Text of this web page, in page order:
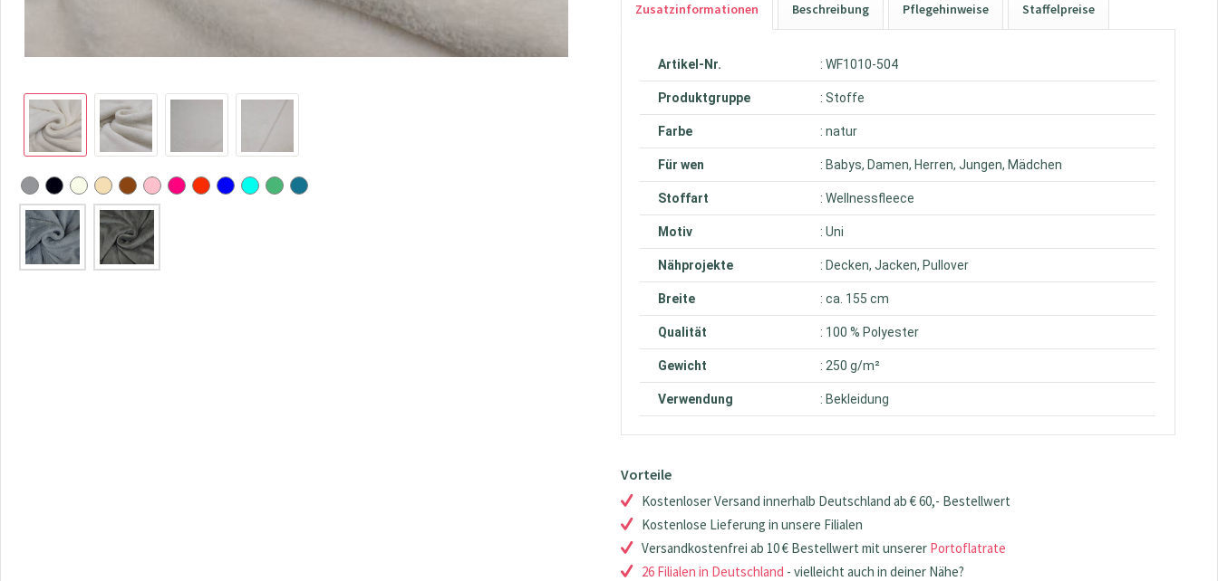
Zusatzinformationen Beschreibung Pflegehinweise Staffelpreise
Artikel-Nr. : WF1010-504
Produktgruppe : Stoffe
Farbe : natur
Für wen : Babys, Damen, Herren, Jungen, Mädchen
Stoffart : Wellnessfleece
Motiv : Uni
Nähprojekte : Decken, Jacken, Pullover
Breite : ca. 155 cm
Qualität : 100 % Polyester
Gewicht : 250 g/m²
Verwendung : Bekleidung
Vorteile
Kostenloser Versand innerhalb Deutschland ab € 60,- Bestellwert
Kostenlose Lieferung in unsere Filialen
Versandkostenfrei ab 10 € Bestellwert mit unserer Portoflatrate
26 Filialen in Deutschland - vielleicht auch in deiner Nähe?